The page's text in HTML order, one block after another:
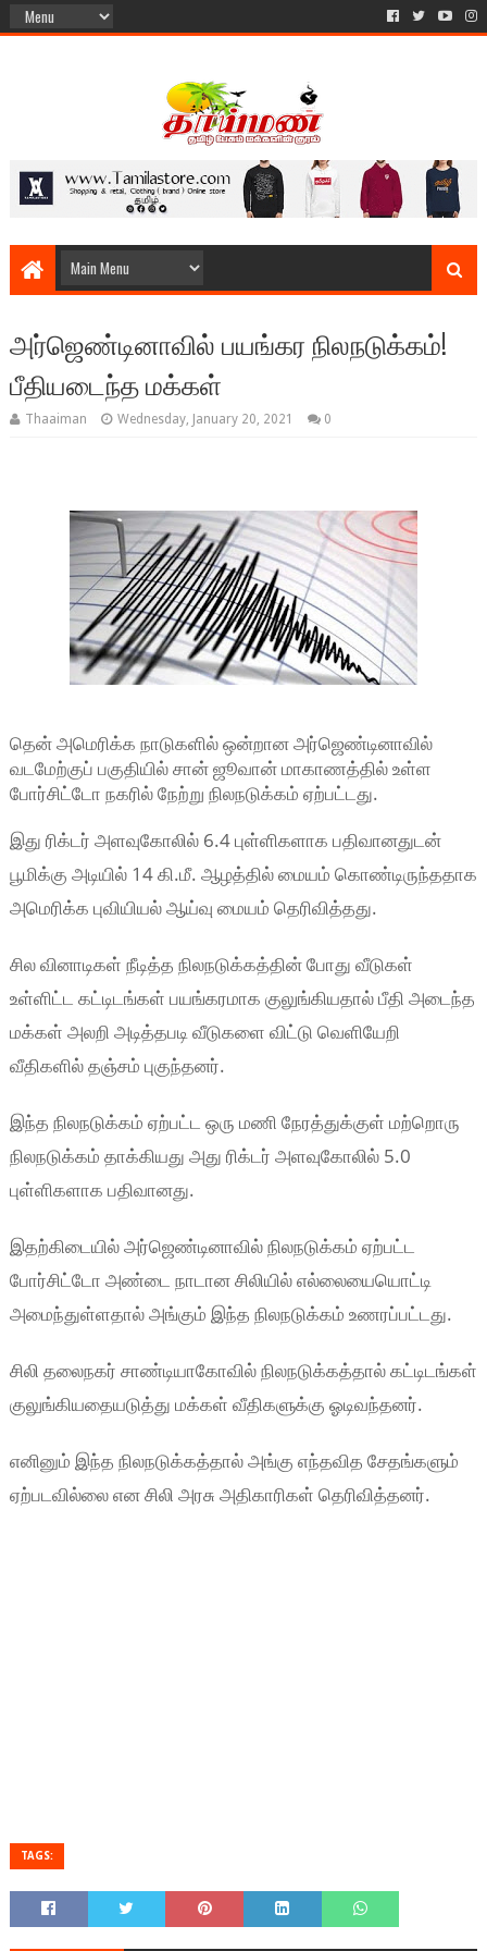
அர்ஜெண்டினாவில் பயங்கர நிலநடுக்கம்!
பீதியடைந்த மக்கள்
Thaaiman Wednesday, January 20, 2021 0
தென் அமெரிக்க நாடுகளில் ஒன்றான அர்ஜெண்டினாவில்
வடமேற்குப் பகுதியில் சான் ஜூவான் மாகாணத்தில் உள்ள
போர்சிட்டோ நகரில் நேற்று நிலநடுக்கம் ஏற்பட்டது.
இது ரிக்டர் அளவுகோலில் 6.4 புள்ளிகளாக பதிவானதுடன்
பூமிக்கு அடியில் 14 கி.மீ. ஆழத்தில் மையம் கொண்டிருந்ததாக
அமெரிக்க புவியியல் ஆய்வு மையம் தெரிவித்தது.
சில வினாடிகள் நீடித்த நிலநடுக்கத்தின் போது வீடுகள்
உள்ளிட்ட கட்டிடங்கள் பயங்கரமாக குலுங்கியதால் பீதி அடைந்த
மக்கள் அலறி அடித்தபடி வீடுகளை விட்டு வெளியேறி
வீதிகளில் தஞ்சம் புகுந்தனர்.
இந்த நிலநடுக்கம் ஏற்பட்ட ஒரு மணி நேரத்துக்குள் மற்றொரு
நிலநடுக்கம் தாக்கியது அது ரிக்டர் அளவுகோலில் 5.0
புள்ளிகளாக பதிவானது.
இதற்கிடையில் அர்ஜெண்டினாவில் நிலநடுக்கம் ஏற்பட்ட
போர்சிட்டோ அண்டை நாடான சிலியில் எல்லையையொட்டி
அமைந்துள்ளதால் அங்கும் இந்த நிலநடுக்கம் உணரப்பட்டது.
சிலி தலைநகர் சாண்டியாகோவில் நிலநடுக்கத்தால் கட்டிடங்கள்
குலுங்கியதையடுத்து மக்கள் வீதிகளுக்கு ஓடிவந்தனர்.
எனினும் இந்த நிலநடுக்கத்தால் அங்கு எந்தவித சேதங்களும்
ஏற்படவில்லை என சிலி அரசு அதிகாரிகள் தெரிவித்தனர்.
TAGS: